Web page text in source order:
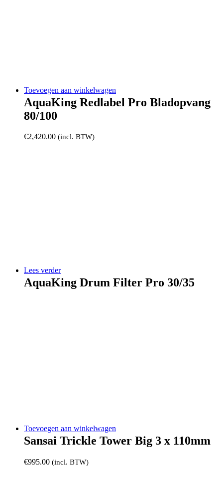
Toevoegen aan winkelwagen
AquaKing Redlabel Pro Bladopvang
80/100
€2,420.00 (incl. BTW)
Lees verder
AquaKing Drum Filter Pro 30/35
Toevoegen aan winkelwagen
Sansai Trickle Tower Big 3 x 110mm
€995.00 (incl. BTW)